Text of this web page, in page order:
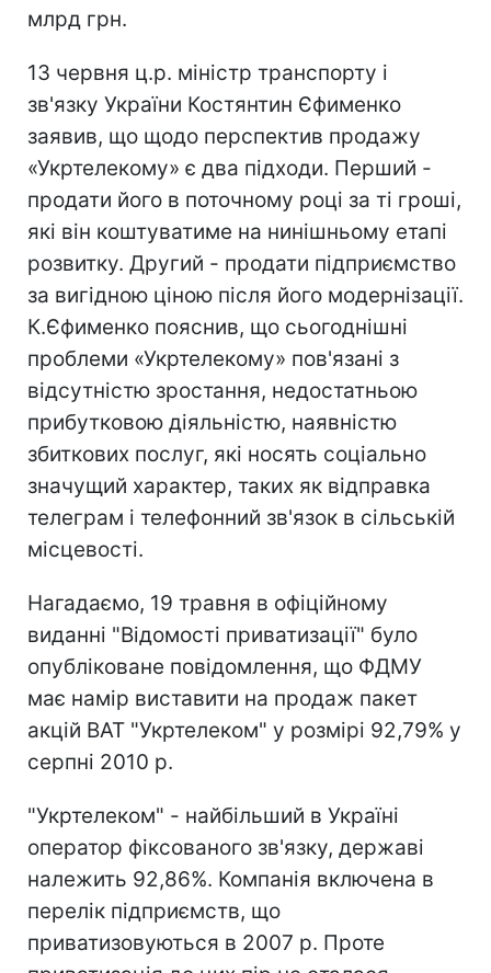
млрд грн.
13 червня ц.р. міністр транспорту і
зв'язку України Костянтин Єфименко
заявив, що щодо перспектив продажу
«Укртелекому» є два підходи. Перший -
продати його в поточному році за ті гроші,
які він коштуватиме на нинішньому етапі
розвитку. Другий - продати підприємство
за вигідною ціною після його модернізації.
К.Єфименко пояснив, що сьогоднішні
проблеми «Укртелекому» пов'язані з
відсутністю зростання, недостатньою
прибутковою діяльністю, наявністю
збиткових послуг, які носять соціально
значущий характер, таких як відправка
телеграм і телефонний зв'язок в сільській
місцевості.
Нагадаємо, 19 травня в офіційному
виданні "Відомості приватизації" було
опубліковане повідомлення, що ФДМУ
має намір виставити на продаж пакет
акцій ВАТ "Укртелеком" у розмірі 92,79% у
серпні 2010 р.
"Укртелеком" - найбільший в Україні
оператор фіксованого зв'язку, державі
належить 92,86%. Компанія включена в
перелік підприємств, що
приватизовуються в 2007 р. Проте